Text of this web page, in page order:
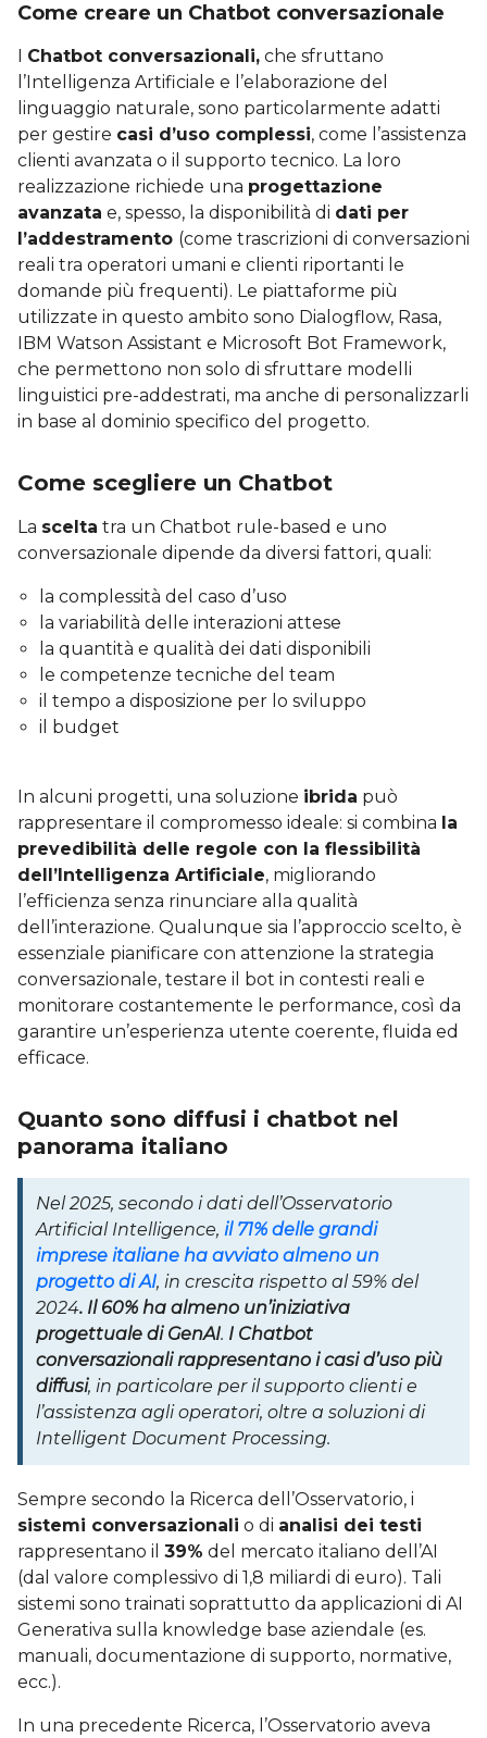
Come creare un Chatbot conversazionale
Chatbot conversazionali, che sfruttano
l’Intelligenza Artificiale e l’elaborazione del
linguaggio naturale, sono particolarmente adatti
per gestire casi d’uso complessi, come l’assistenza
clienti avanzata o il supporto tecnico. La loro
realizzazione richiede una progettazione
avanzata e, spesso, la disponibilità di dati per
l’addestramento (come trascrizioni di conversazioni
reali tra operatori umani e clienti riportanti le
domande più frequenti). Le piattaforme più
utilizzate in questo ambito sono Dialogflow, Rasa,
IBM Watson Assistant e Microsoft Bot Framework,
che permettono non solo di sfruttare modelli
linguistici pre-addestrati, ma anche di personalizzarli
in base al dominio specifico del progetto.
Come scegliere un Chatbot
La scelta tra un Chatbot rule-based e uno
conversazionale dipende da diversi fattori, quali:
la complessità del caso d’uso
la variabilità delle interazioni attese
la quantità e qualità dei dati disponibili
le competenze tecniche del team
il tempo a disposizione per lo sviluppo
il budget
In alcuni progetti, una soluzione ibrida può
rappresentare il compromesso ideale: si combina la
prevedibilità delle regole con la flessibilità
dell’Intelligenza Artificiale, migliorando
l’efficienza senza rinunciare alla qualità
dell’interazione. Qualunque sia l’approccio scelto, è
essenziale pianificare con attenzione la strategia
conversazionale, testare il bot in contesti reali e
monitorare costantemente le performance, così da
garantire un’esperienza utente coerente, fluida ed
efficace.
Quanto sono diffusi i chatbot nel
panorama italiano
Nel 2025, secondo i dati dell’Osservatorio
Artificial Intelligence, il 71% delle grandi
imprese italiane ha avviato almeno un
progetto di AI, in crescita rispetto al 59% del
2024. Il 60% ha almeno un’iniziativa
progettuale di GenAI. I Chatbot
conversazionali rappresentano i casi d’uso più
diffusi, in particolare per il supporto clienti e
l’assistenza agli operatori, oltre a soluzioni di
Intelligent Document Processing.
Sempre secondo la Ricerca dell’Osservatorio, i
sistemi conversazionali o di analisi dei testi
rappresentano il 39% del mercato italiano dell’AI
(dal valore complessivo di 1,8 miliardi di euro). Tali
sistemi sono trainati soprattutto da applicazioni di AI
Generativa sulla knowledge base aziendale (es.
manuali, documentazione di supporto, normative,
ecc.).
In una precedente Ricerca, l’Osservatorio aveva